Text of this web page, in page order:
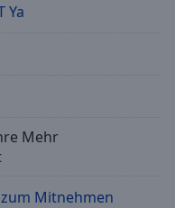
Ya
Mehr
zum Mitnehmen